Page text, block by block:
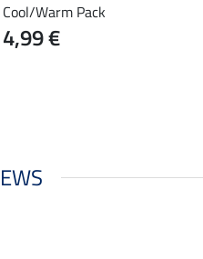
Cool/Warm Pack
4,99 €